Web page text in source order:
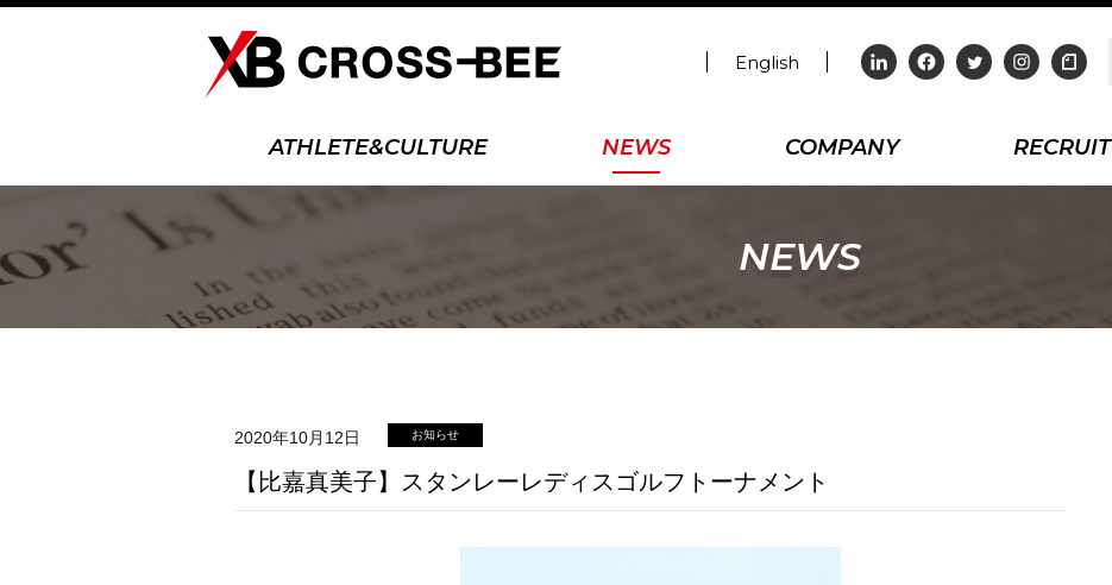
English
ATHLETE&CULTURE NEWS COMPANY RECRUIT
NEWS
2020年10月12日 お知らせ
【比嘉真美子】スタンレーレディスゴルフトーナメント